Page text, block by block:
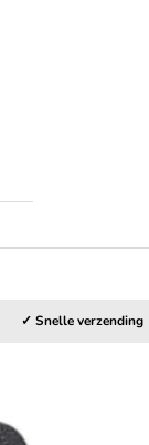
✓ Snelle verzending